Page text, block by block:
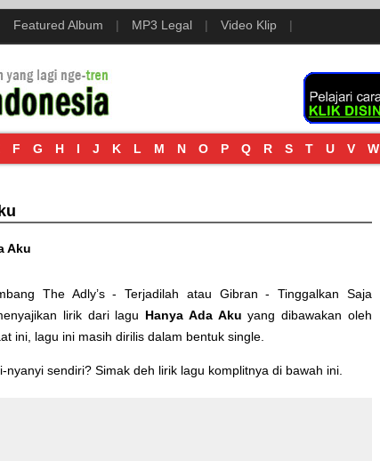
Featured Album | MP3 Legal | Video Klip |
F G H I J K L M N O P Q R S T U V W
Aku
The Adly’s - Terjadilah atau Gibran - Tinggalkan Saja
lirik dari lagu Hanya Ada Aku yang dibawakan oleh
ini, lagu ini masih dirilis dalam bentuk single.
sendiri? Simak deh lirik lagu komplitnya di bawah ini.